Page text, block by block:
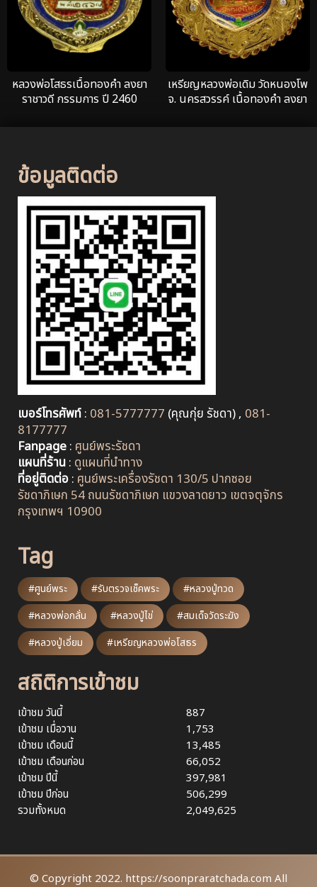
หลวงพ่อโสธรเนื้อทองคำ ลงยา
ราชาวดี กรรมการ ปี 2460
เหรียญหลวงพ่อเดิม วัดหนองโพ
จ. นครสวรรค์ เนื้อทองคำ ลงยา
ข้อมูลติดต่อ
เบอร์โทรศัพท์: 081-5777777 (คุณกุ่ย รัชดา) , 081-
8177777
Fanpage: ศูนย์พระรัชดา
แผนที่ร้าน: ดูแผนที่นำทาง
ที่อยู่ติดต่อ: ศูนย์พระเครื่องรัชดา 130/5 ปากซอย
รัชดาภิเษก 54 ถนนรัชดาภิเษก แขวงลาดยาว เขตจตุจักร
กรุงเทพฯ 10900
Tag
#ศูนย์พระ #รับตรวจเช็คพระ
#หลวงปู่ทวด
#หลวงพ่อกลั่น
#หลวงปู่ไข่
#สมเด็จวัดระฆัง
#หลวงปู่เอี่ยม
#เหรียญหลวงพ่อโสธร
สถิติการเข้าชม
เข้าชม วันนี้
887
เข้าชม เมื่อวาน
1,753
เข้าชม เดือนนี้
13,485
เข้าชม เดือนก่อน
66,052
เข้าชม ปีนี้
397,981
เข้าชม ปีก่อน
506,299
รวมทั้งหมด
2,049,625
© Copyright 2022. https://soonpraratchada.com All